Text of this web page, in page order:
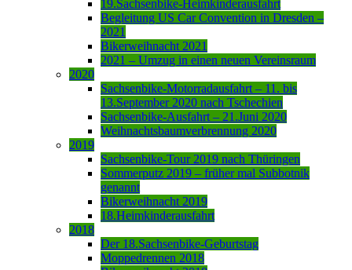
19.Sachsenbike-Heimkinderausfahrt
Begleitung US Car Convention in Dresden –
2021
Bikerweihnacht 2021
2021 – Umzug in einen neuen Vereinsraum
2020
Sachsenbike-Motorradausfahrt – 11. bis
13.September 2020 nach Tschechien
Sachsenbike-Ausfahrt – 21.Juni 2020
Weihnachtsbaumverbrennung 2020
2019
Sachsenbike-Tour 2019 nach Thüringen
Sommerputz 2019 – früher mal Subbotnik
genannt
Bikerweihnacht 2019
18.Heimkinderausfahrt
2018
Der 18.Sachsenbike-Geburtstag
Moppedrennen 2018